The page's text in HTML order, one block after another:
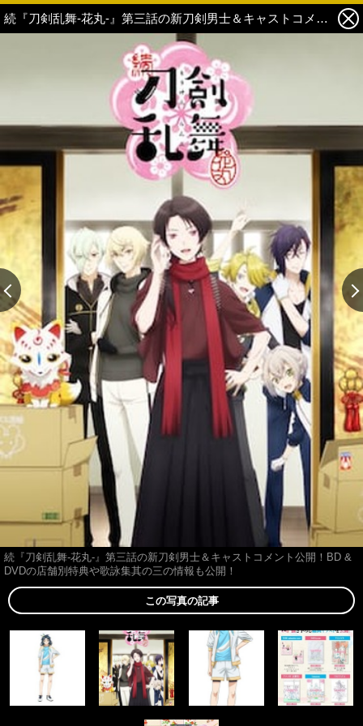
続『刀剣乱舞-花丸-』第三話の新刀剣男士＆キャストコメント公開！BD & DVDの店舗別特典や歌詠集其の三の情報も公開！ 2枚目の写真・画像
続『刀剣乱舞-花丸-』第三話の新刀剣男士＆キャストコメント公開！BD &
DVDの店舗別特典や歌詠集其の三の情報も公開！
この写真の記事